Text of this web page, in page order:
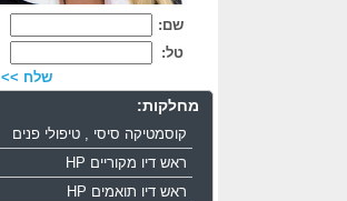
שם:
טל:
שלח >>
מחלקות:
קוסמטיקה סיסי , טיפולי פנים
ראש דיו מקוריים HP
ראש דיו תואמים HP